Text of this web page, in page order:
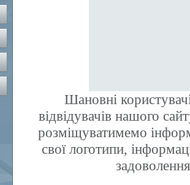
Шановні
відвідувачів нашого
розміщуватимемо
свої логотипи,